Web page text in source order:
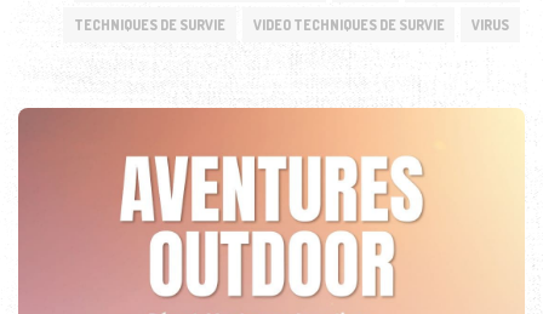
TECHNIQUES DE SURVIE VIDEO TECHNIQUES DE SURVIE VIRUS